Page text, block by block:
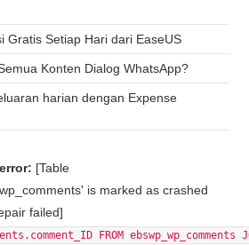
Gratis Setiap Hari dari EaseUS
Konten Dialog WhatsApp?
harian dengan Expense
[Table
is marked as crashed
failed]
FROM